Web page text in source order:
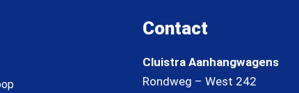
Contact
Cluistra Aanhangwagens
Rondweg – West 242